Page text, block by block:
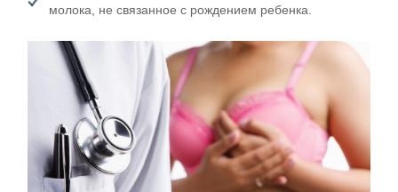
молока, не связанное с рождением ребенка.